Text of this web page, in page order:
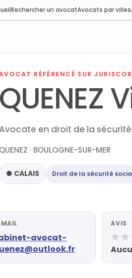
Rechercher un avocatAvocats par villes
RÉFÉRENCÉ SUR
QUENEZ
en droit de la
QUENEZ · BOULOGNE-SUR-MER
● CALAIS Droit de la sécurité
avocat-
AVIS